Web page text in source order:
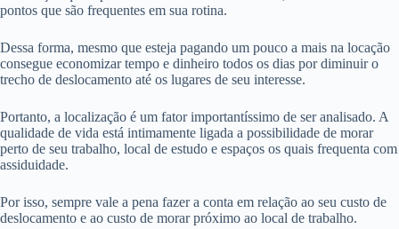
pontos que são frequentes em sua rotina.
Dessa forma, mesmo que esteja pagando um pouco a mais na locação
consegue economizar tempo e dinheiro todos os dias por diminuir o
trecho de deslocamento até os lugares de seu interesse.
Portanto, a localização é um fator importantíssimo de ser analisado. A
qualidade de vida está intimamente ligada a possibilidade de morar
perto de seu trabalho, local de estudo e espaços os quais frequenta com
assiduidade.
Por isso, sempre vale a pena fazer a conta em relação ao seu custo de
deslocamento e ao custo de morar próximo ao local de trabalho.